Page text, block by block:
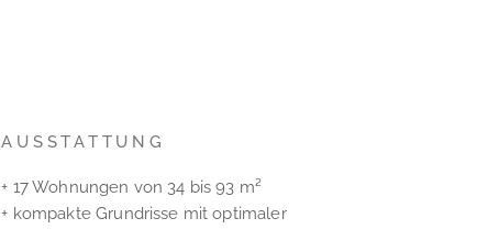
AUSSTATTUNG
+ 17 Wohnungen von 34 bis 93 m²
+ kompakte Grundrisse mit optimaler